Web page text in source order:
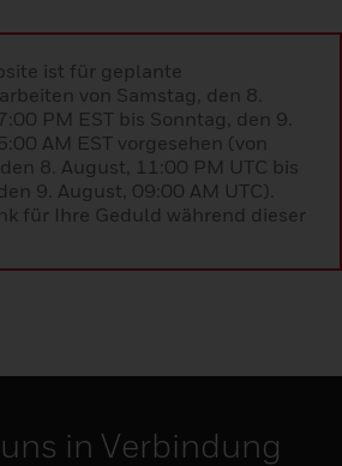
ist für geplante
von Samstag, den 8.
PM EST bis Sonntag, den 9.
AM EST vorgesehen (von
8. August, 11:00 PM UTC bis
9. August, 09:00 AM UTC).
für Ihre Geduld während dieser
in Verbindung